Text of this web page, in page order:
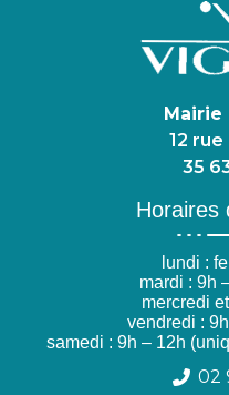
Mairie
12
35
Horaires
lundi :
mardi : 9h
mercredi
vendredi :
samedi : 9h – 12h
02